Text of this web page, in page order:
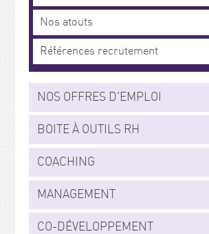
Nos atouts
Références recrutement
NOS OFFRES D'EMPLOI
BOITE À OUTILS RH
COACHING
MANAGEMENT
CO-DÉVELOPPEMENT